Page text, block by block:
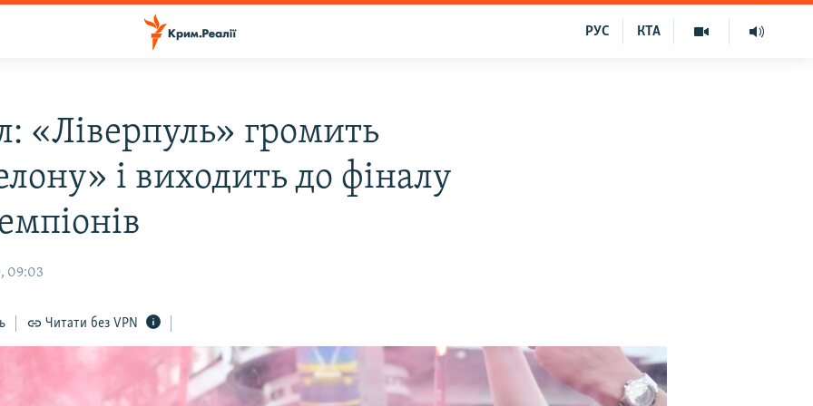
КТА
РУС
«Ліверпуль» громить
і виходить до фіналу
09:03
Читати без VPN